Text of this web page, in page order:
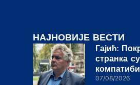
НАЈНОВИЈЕ ВЕСТИ
Гајић:
странка
07/08/2026